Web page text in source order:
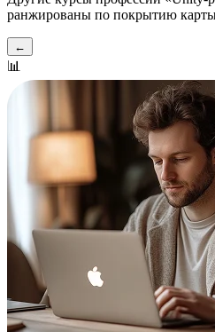
ранжированы по покрытию
←
📊